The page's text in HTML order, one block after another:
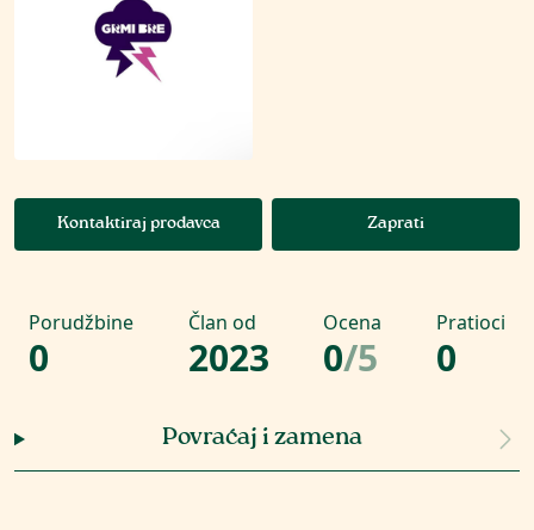
Kontaktiraj prodavca Zaprati
Porudžbine
0
Član od
2023
Ocena
0/5
Pratioci
0
Povraćaj i zamena